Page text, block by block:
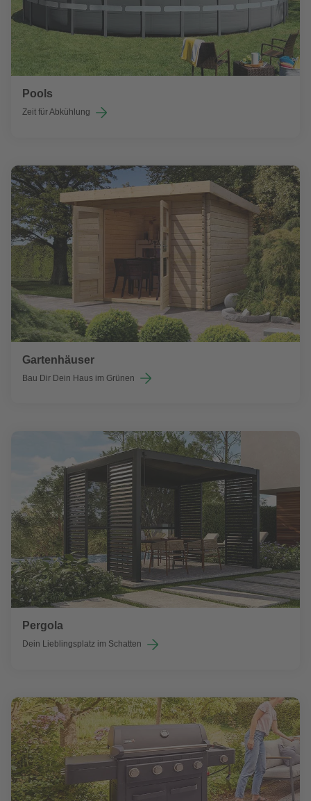
Pools
Zeit für Abkühlung
Gartenhäuser
Bau Dir Dein Haus im Grünen
Pergola
Dein Lieblingsplatz im Schatten